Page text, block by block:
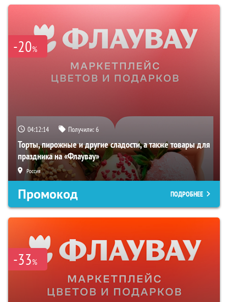
-20%
04:12:13 Получили:6
Торты, пирожные и другие сладости, а также товары для
праздника на «Флаувау»
Россия
Промокод ПОДРОБНЕЕ
-33%